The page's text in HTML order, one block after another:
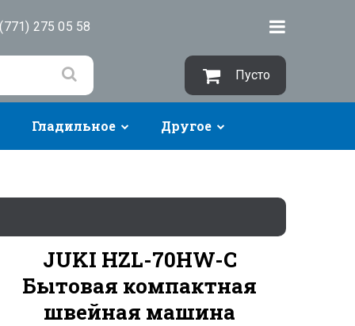
275 05 58
Пусто
Гладильное Другое
JUKI HZL-70HW-C
Бытовая компактная
швейная машина